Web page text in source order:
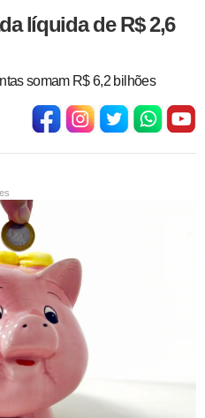
líquida de R$ 2,6
somam R$ 6,2 bilhões